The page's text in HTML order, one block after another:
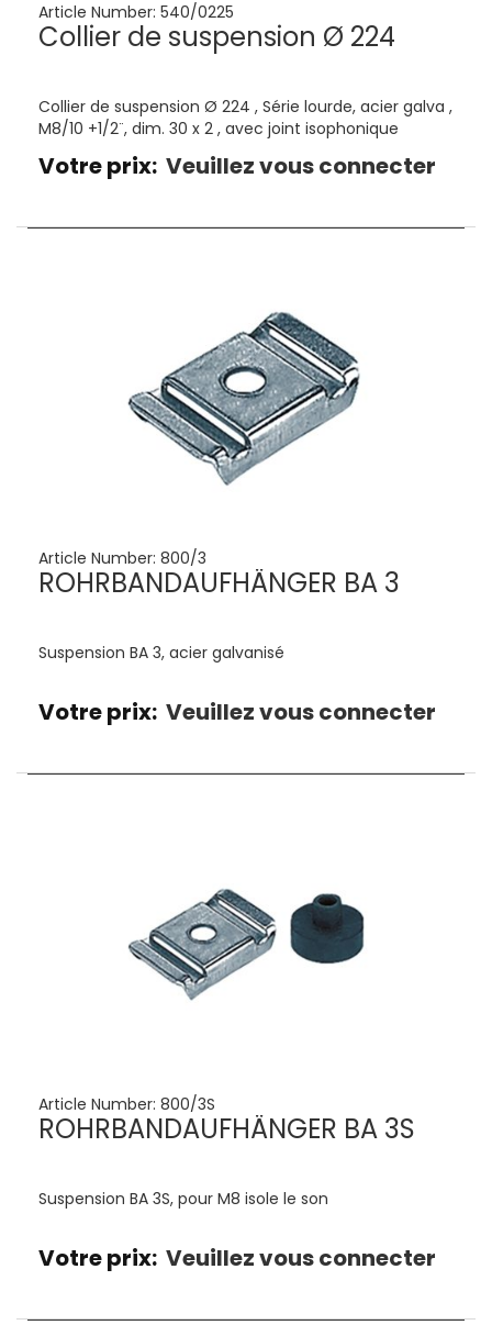
Article Number: 540/0225
Collier de suspension Ø 224
Collier de suspension Ø 224 , Série lourde, acier galva ,
M8/10 +1/2¨, dim. 30 x 2 , avec joint isophonique
Votre prix: Veuillez vous connecter
Article Number: 800/3
ROHRBANDAUFHÄNGER BA 3
Suspension BA 3, acier galvanisé
Votre prix: Veuillez vous connecter
Article Number: 800/3S
ROHRBANDAUFHÄNGER BA 3S
Suspension BA 3S, pour M8 isole le son
Votre prix: Veuillez vous connecter